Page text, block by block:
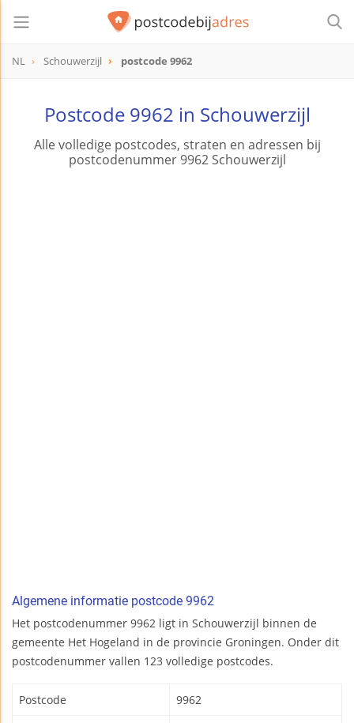
NL Schouwerzijl postcode 9962
Postcode 9962 in Schouwerzijl
Alle volledige postcodes, straten en adressen bij
postcodenummer 9962 Schouwerzijl
Algemene informatie postcode 9962
Het postcodenummer 9962 ligt in Schouwerzijl binnen de
gemeente Het Hogeland in de provincie Groningen. Onder dit
postcodenummer vallen 123 volledige postcodes.
Postcode 9962